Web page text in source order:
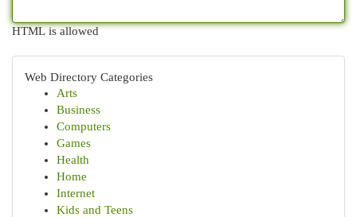
HTML is allowed
Web Directory Categories
Arts
Business
Computers
Games
Health
Home
Internet
Kids and Teens